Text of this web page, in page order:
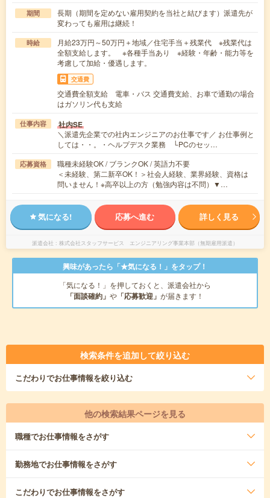
期間
長期（期間を定めない雇用契約を当社と結びます）派遣先が
変わっても雇用は継続！
時給
月給23万円～50万円＋地域／住宅手当＋残業代 ※残業代は
全額支給します。 ※各種手当あり ※経験・年齢・能力等を
考慮して加給・優遇します。
交通費
交通費全額支給 電車・バス 交通費支給、お車で通勤の場合
はガソリン代も支給
仕事内容 社内SE
＼派遣先企業での社内エンジニアのお仕事です／ お仕事例と
しては・・。・ヘルプデスク業務 └PCのセッ…
応募資格
職種未経験OK / ブランクOK / 英語力不要
＜未経験、第二新卒OK！＞社会人経験、業界経験、資格は
問いません！※高卒以上の方（勉強内容は不問）▼…
気になる! 応募へ進む 詳しく見る
派遣会社 株式会社スタッフサービス エンジニアリング事業本部（無期雇用派遣）
興味があったら「★気になる！」をタップ！
「気になる！」を押しておくと、派遣会社から
「面談確約」 や 「応募歓迎」 が届きます！
検索条件を追加して絞り込む
こだわりでお仕事情報を絞り込む
他の検索結果ページを見る
職種でお仕事情報をさがす
勤務地でお仕事情報をさがす
こだわりでお仕事情報をさがす